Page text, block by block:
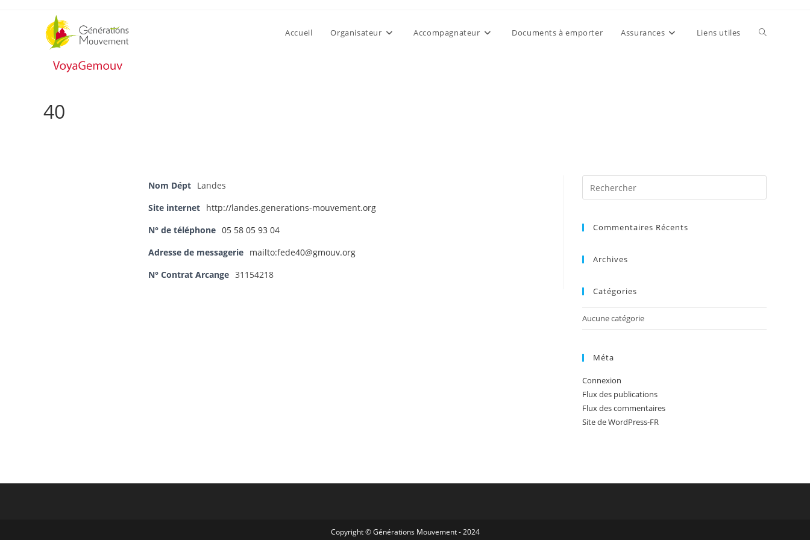
Accueil Organisateur Accompagnateur Documents à emporter Assurances Liens utiles Toggle
40
Nom Dépt Landes
Site internet http://landes.generations-mouvement.org
N° de téléphone 05 58 05 93 04
Adresse de messagerie mailto:fede40@gmouv.org
N° Contrat Arcange 31154218
Escape
Commentaires Récents
Archives
Catégories
Aucune catégorie
Méta
Connexion
Flux des publications
Flux des commentaires
Site de WordPress-FR
Copyright © Générations Mouvement - 2024